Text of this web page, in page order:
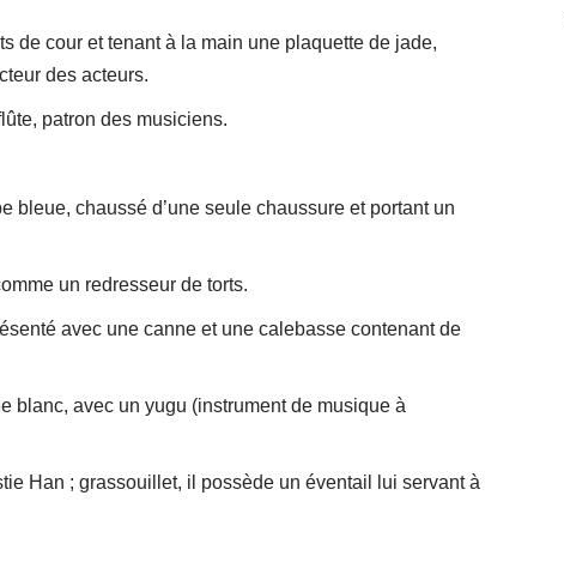
de cour et tenant à la main une plaquette de jade,
des acteurs.
patron des musiciens.
bleue, chaussé d’une seule chaussure et portant un
un redresseur de torts.
avec une canne et une calebasse contenant de
blanc, avec un yugu (instrument de musique à
Han ; grassouillet, il possède un éventail lui servant à